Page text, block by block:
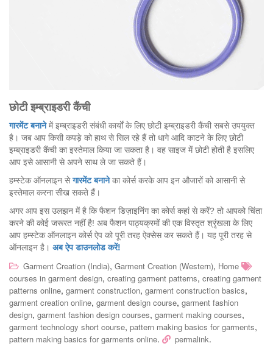
छोटी इम्ब्राइडरी कैंची
गारमेंट बनानेमें इम्ब्राइडरी संबंधी कार्यों के लिए छोटी इम्ब्राइडरी कैंची सबसे उपयुक्त
है। जब आप किसी कपड़े को हाथ से सिल रहे हैं तो धागे आदि काटने के लिए छोटी
इम्ब्राइडरी कैंची का इस्तेमाल किया जा सकता है। वह साइज में छोटी होती है इसलिए
आप इसे आसानी से अपने साथ ले जा सकते हैं।
हम्स्टेक ऑनलाइन सेगारमेंट बनाने का कोर्स करके आप इन औजारों को आसानी से
इस्तेमाल करना सीख सकते हैं।
अगर आप इस उलझन में है कि फैशन डिज़ाइनिंग का कोर्स कहां से करें? तो आपको चिंता
करने की कोई जरूरत नहीं है! अब फैशन पाठ्यक्रमों की एक विस्तृत श्रृंखला के लिए
आप हम्स्टेक ऑनलाइन कोर्स ऐप को पूरी तरह ऐक्सेस कर सकते हैं। यह पूरी तरह से
ऑनलाइन है। अब ऐप डाउनलोड करें!
Garment Creation (India), Garment Creation (Western), Home
courses in garment design, creating garment patterns, creating garment
patterns online, garment construction, garment construction basics,
garment creation online, garment design course, garment fashion
design, garment fashion design courses, garment making courses,
garment technology short course, pattern making basics for garments,
pattern making basics for garments online. permalink.